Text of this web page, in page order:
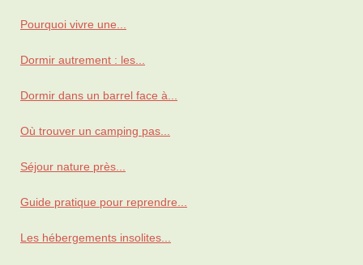
Pourquoi vivre une...
Dormir autrement : les...
Dormir dans un barrel face à...
Où trouver un camping pas...
Séjour nature près...
Guide pratique pour reprendre...
Les hébergements insolites...